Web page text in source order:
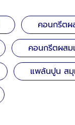
คอนกรีตผ
คอนกรีตผสม
แพล้นปูน สมุ